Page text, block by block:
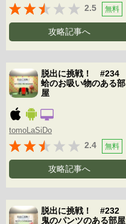
2.5 無料
攻略記事へ
脱出に挑戦！ #234
蛤のお吸い物のある部
屋
tomoLaSiDo
2.4 無料
攻略記事へ
脱出に挑戦！ #232
鬼のパンツのある部屋